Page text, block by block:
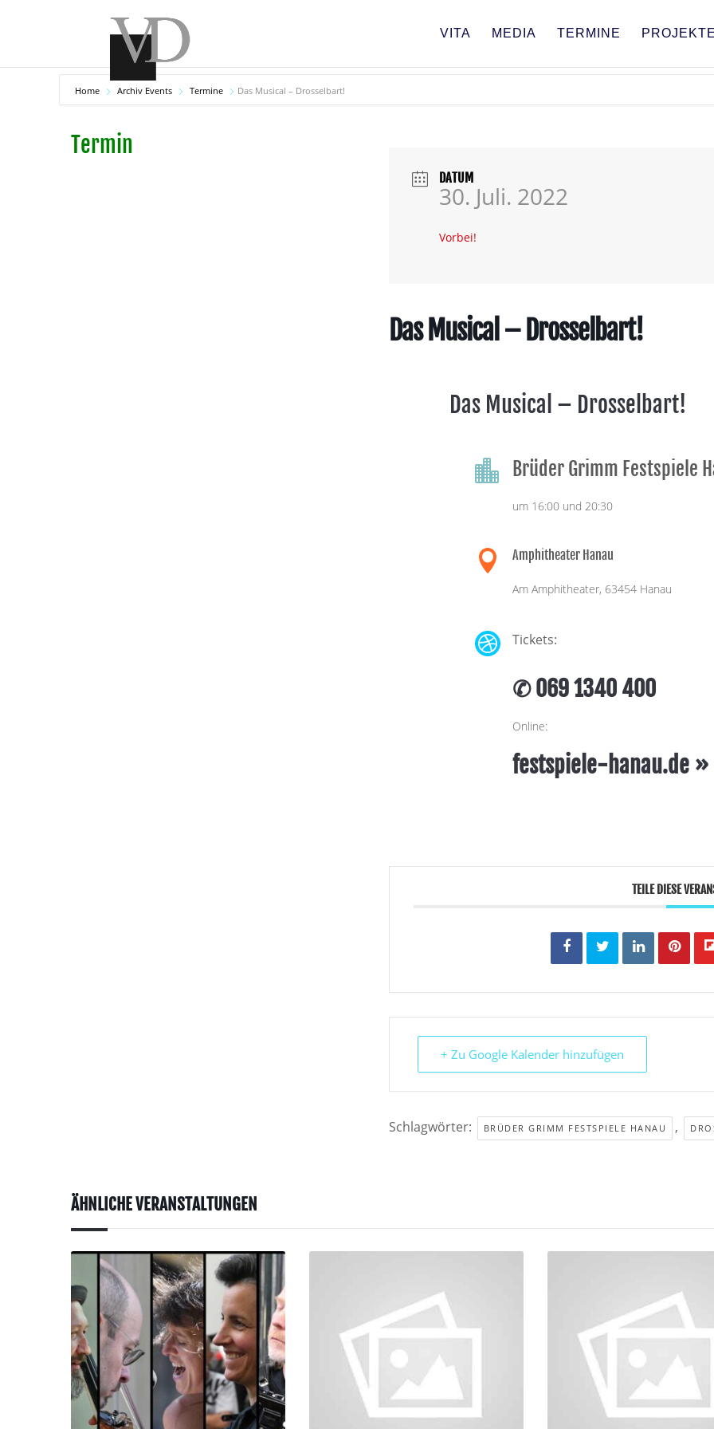
VITA MEDIA TERMINE PROJEKTE
Home Archiv Events Termine Das Musical – Drosselbart!
Termin
DATUM
30. Juli. 2022
Vorbei!
Das Musical – Drosselbart!
Das Musical – Drosselbart!
 Brüder Grimm Festspiele
um 16:00 und 20:30
 Amphitheater Hanau
Am Amphitheater, 63454 Hanau
 Tickets:
✆ 069 1340 400
Online:
festspiele-hanau.de »
TEILE DIESE
+ Zu Google Kalender hinzufügen
Schlagwörter: BRÜDER GRIMM FESTSPIELE HANAU ,
ÄHNLICHE VERANSTALTUNGEN